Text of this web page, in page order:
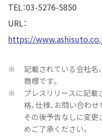
TEL：03-5276-5850
URL：
https://
※
記載されている会社名
商標です。
※
プレスリリースに記載
格、仕様、お問い合わ
その後予告なしに変更
めご了承ください。